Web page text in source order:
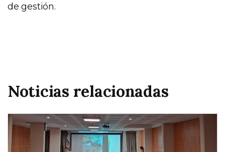
de gestión.
Noticias relacionadas